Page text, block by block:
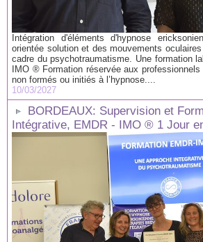
Intégration d'éléments d'hypnose
orientée solution et des mouvements
cadre du psychotraumatisme. Une formation
IMO ® Formation réservée aux
non formés ou initiés à l’hypnose....
10/03/2027
BORDEAUX: Supervision et
Intégrative, EMDR - IMO ® 1 Jour